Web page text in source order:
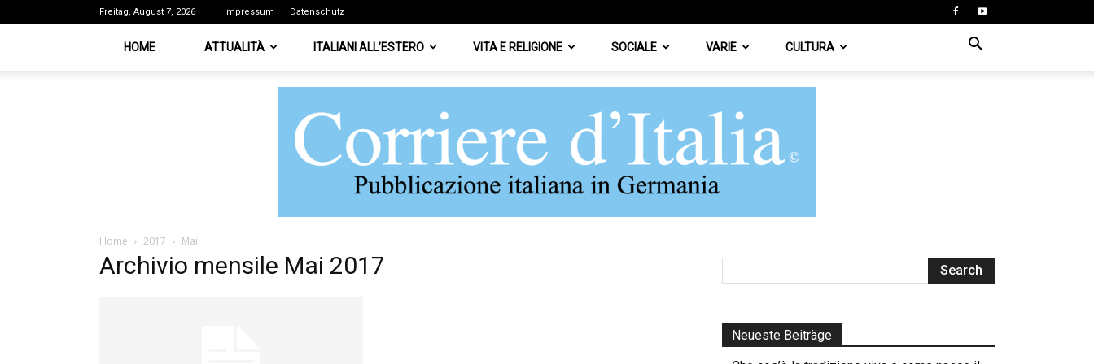
Freitag, August 7, 2026 Impressum Datenschutz
HOME ATTUALITÀ ITALIANI ALL’ESTERO VITA E RELIGIONE SOCIALE VARIE CULTURA
Home 2017 Mai
Archivio mensile Mai 2017
Neueste Beiträge